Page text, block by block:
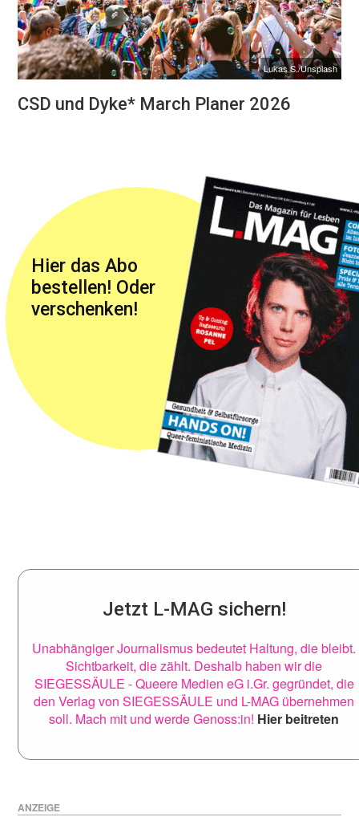
Lukas S./Unsplash
CSD und Dyke* March Planer 2026
Hier das Abo
bestellen! Oder
verschenken!
Jetzt L-MAG sichern!
Unabhängiger Journalismus bedeutet Haltung, die bleibt.
Sichtbarkeit, die zählt. Deshalb haben wir die
SIEGESSÄULE - Queere Medien eG i.Gr. gegründet, die
den Verlag von SIEGESSÄULE und L-MAG übernehmen
soll. Mach mit und werde Genoss:in! Hier beitreten
ANZEIGE